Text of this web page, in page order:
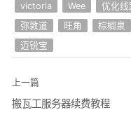
victoria
Wee 优化线
弥敦道
旺角 棕榈泉
迈锐宝
上一篇
搬瓦工服务器续费教程